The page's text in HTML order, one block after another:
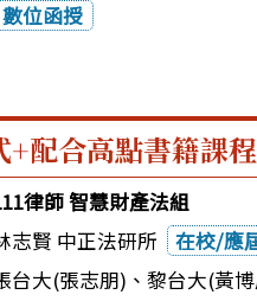
數位函授
+配合高點書籍課
律師 智慧財產法組
志賢 中正法研所
在校/應
台大(張志朋) 、 黎台大(黃